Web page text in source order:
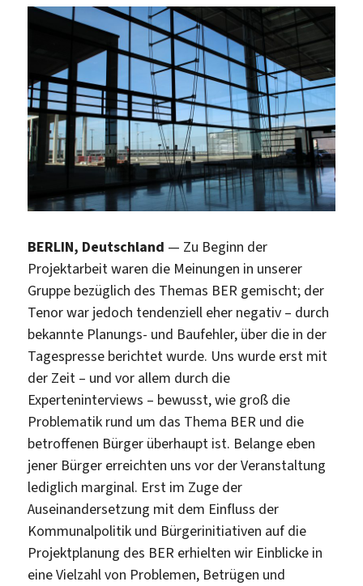
BERLIN, Deutschland — Zu Beginn der
Projektarbeit waren die Meinungen in unserer
Gruppe bezüglich des Themas BER gemischt; der
Tenor war jedoch tendenziell eher negativ – durch
bekannte Planungs- und Baufehler, über die in der
Tagespresse berichtet wurde. Uns wurde erst mit
der Zeit – und vor allem durch die
Experteninterviews – bewusst, wie groß die
Problematik rund um das Thema BER und die
betroffenen Bürger überhaupt ist. Belange eben
jener Bürger erreichten uns vor der Veranstaltung
lediglich marginal. Erst im Zuge der
Auseinandersetzung mit dem Einfluss der
Kommunalpolitik und Bürgerinitiativen auf die
Projektplanung des BER erhielten wir Einblicke in
eine Vielzahl von Problemen, Betrügen und